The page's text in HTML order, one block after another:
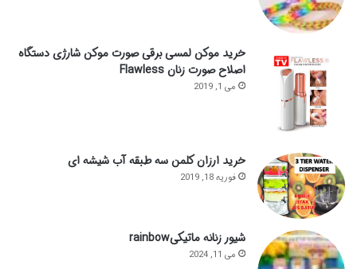
خرید موکن لمسی برقی صورت موکن شارژی دستگاه
اصلاح صورت زنان Flawless
می 1, 2019
خرید ارزان کلمن سه طبقه آب شیشه ای
فوریه 18, 2019
شیور زنانه ماتیکیrainbow
می 11, 2024